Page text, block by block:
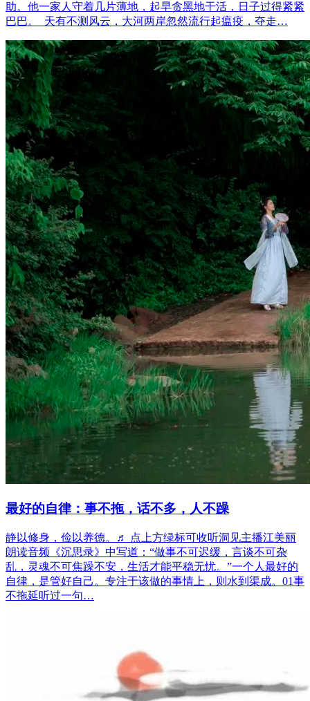
助。他一家人守着几片薄地，起早贪黑地干活，日子过得紧紧
巴巴。 天有不测风云，大河两岸忽然流行起瘟疫，夺走…
​最好的自律：事不拖，话不多，人不躁
静以修身，俭以养德。♬ 点上方绿标可收听洞见主播江美丽
朗读音频《沉思录》中写道：“做事不可迟缓，言谈不可杂
乱，灵魂不可焦躁不安，生活才能平稳无忧。”一个人最好的
自律，是管好自己。专注于该做的事情上，则水到渠成。01事
不拖延听过一句…